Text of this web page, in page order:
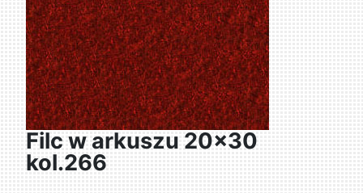
Filc w arkuszu 20x30
kol.266